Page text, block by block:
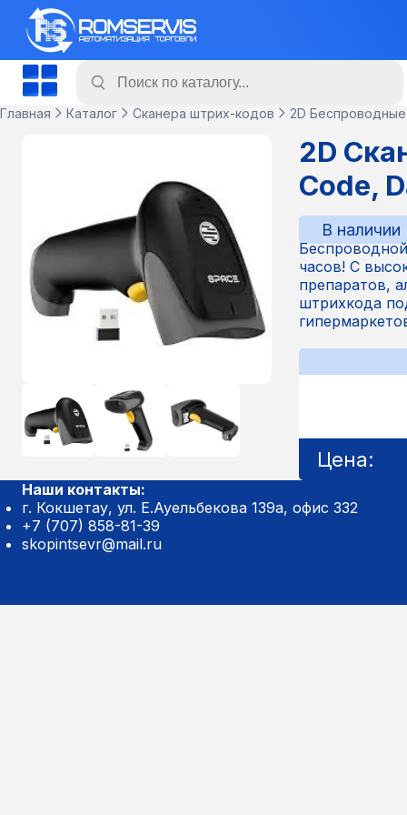
Главная Каталог Сканера штрих-кодов 2D
2D
Code,
В наличии
часов! С
препаратов,
штрихкода
Цена:
Наши контакты:
г. Кокшетау, ул. Е.Ауельбекова 139а, офис 332
+7 (707) 858-81-39
skopintsevr@mail.ru